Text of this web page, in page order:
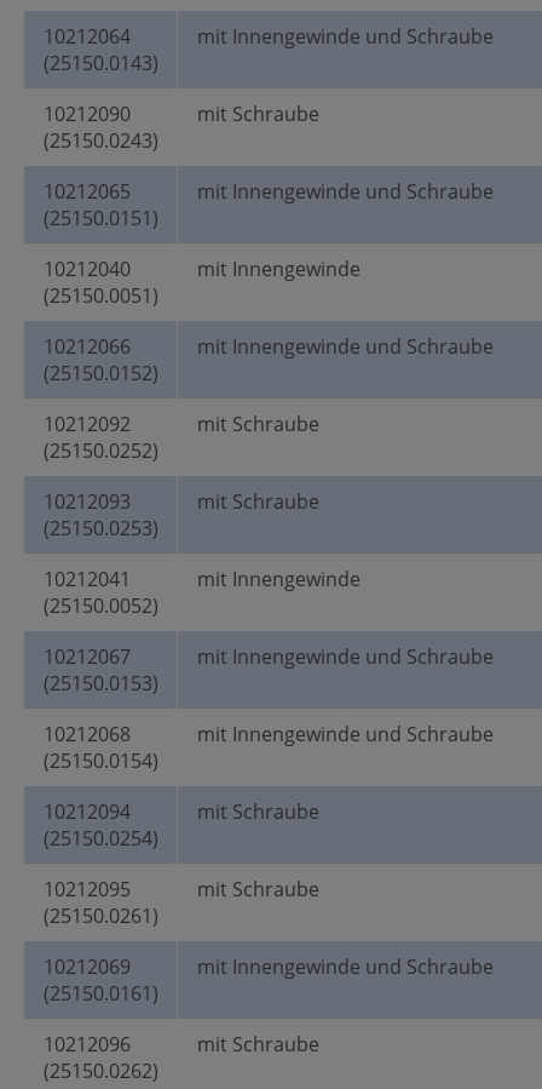
10212064
(25150.0143)
mit Innengewinde und Schraube
10212090
(25150.0243)
mit Schraube
10212065
(25150.0151)
mit Innengewinde und Schraube
10212040
(25150.0051)
mit Innengewinde
10212066
(25150.0152)
mit Innengewinde und Schraube
10212092
(25150.0252)
mit Schraube
10212093
(25150.0253)
mit Schraube
10212041
(25150.0052)
mit Innengewinde
10212067
(25150.0153)
mit Innengewinde und Schraube
10212068
(25150.0154)
mit Innengewinde und Schraube
10212094
(25150.0254)
mit Schraube
10212095
(25150.0261)
mit Schraube
10212069
(25150.0161)
mit Innengewinde und Schraube
10212096
(25150.0262)
mit Schraube